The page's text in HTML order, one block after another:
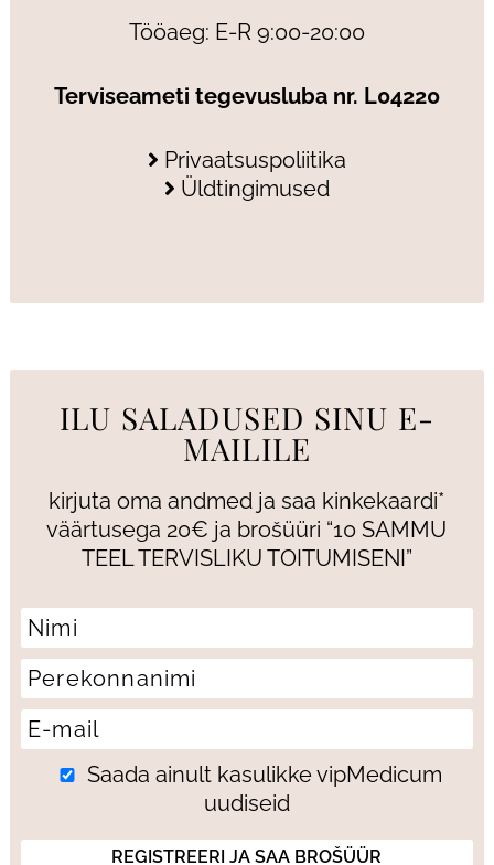
Tööaeg: E-R 9:00-20:00
Terviseameti tegevusluba nr. L04220
Privaatsuspoliitika
Üldtingimused
ILU SALADUSED SINU E-
MAILILE
kirjuta oma andmed ja saa kinkekaardi*
väärtusega 20€ ja brošüüri “10 SAMMU
TEEL TERVISLIKU TOITUMISENI”
Saada ainult kasulikke vipMedicum
uudiseid